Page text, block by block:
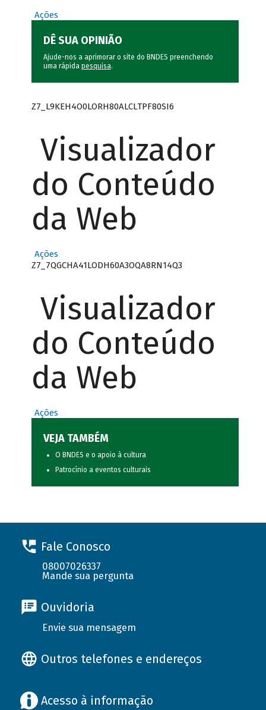
Ações
DÊ SUA OPINIÃO
Ajude-nos a aprimorar o site do BNDES preenchendo
uma rápida pesquisa.
Z7_L9KEH4O0LORH80ALCLTPF80SI6
Visualizador
do Conteúdo
da Web
Ações
Z7_7QGCHA41LODH60A3OQA8RN14Q3
Visualizador
do Conteúdo
da Web
Ações
VEJA TAMBÉM
O BNDES e o apoio à cultura
Patrocínio a eventos culturais
Fale Conosco
08007026337
Mande sua pergunta
Ouvidoria
Envie sua mensagem
Outros telefones e endereços
Acesso à informação